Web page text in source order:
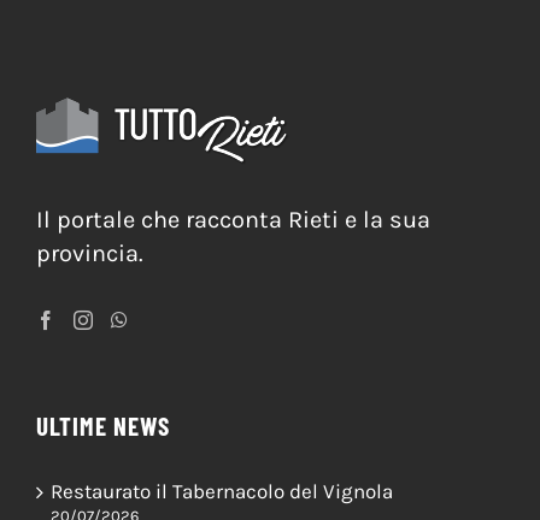
Il portale che racconta Rieti e la sua
provincia.
ULTIME NEWS